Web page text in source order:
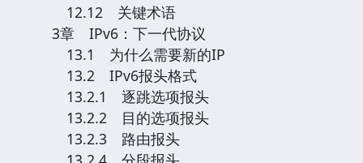
12.12 关键术语
3章 IPv6：下一代协议
13.1 为什么需要新的IP
13.2 IPv6报头格式
13.2.1 逐跳选项报头
13.2.2 目的选项报头
13.2.3 路由报头